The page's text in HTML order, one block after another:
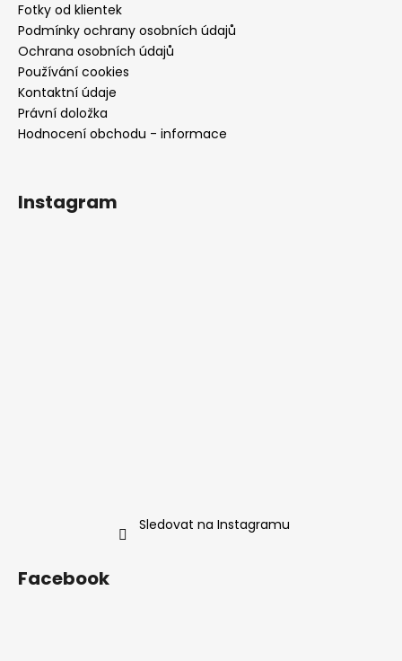
Fotky od klientek
Podmínky ochrany osobních údajů
Ochrana osobních údajů
Používání cookies
Kontaktní údaje
Právní doložka
Hodnocení obchodu - informace
Instagram
Sledovat na Instagramu
Facebook